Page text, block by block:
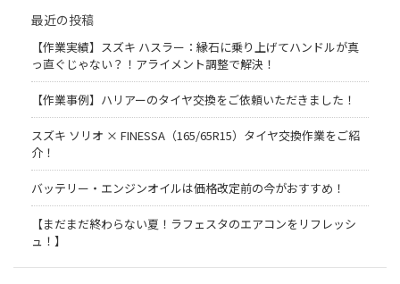
最近の投稿
【作業実績】スズキ ハスラー：縁石に乗り上げてハンドルが真
っ直ぐじゃない？！アライメント調整で解決！
【作業事例】ハリアーのタイヤ交換をご依頼いただきました！
スズキ ソリオ × FINESSA（165/65R15）タイヤ交換作業をご紹
介！
バッテリー・エンジンオイルは価格改定前の今がおすすめ！
【まだまだ終わらない夏！ラフェスタのエアコンをリフレッシ
ュ！】